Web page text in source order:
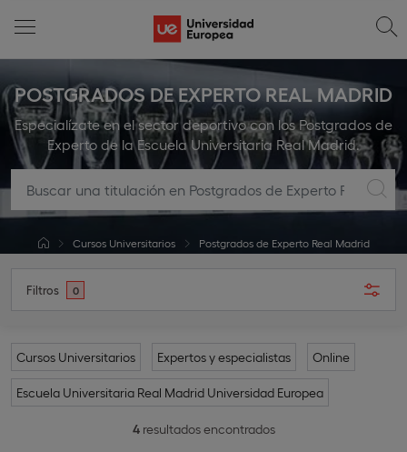
POSTGRADOS DE EXPERTO REAL MADRID
Especialízate en el sector deportivo con los Postgrados de
Experto de la Escuela Universitaria Real Madrid.
Cursos Universitarios Postgrados de Experto Real Madrid
Filtros 0
Cursos Universitarios Expertos y especialistas Online
Escuela Universitaria Real Madrid Universidad Europea
4resultados encontrados